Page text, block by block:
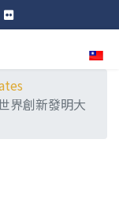
界創新發明大